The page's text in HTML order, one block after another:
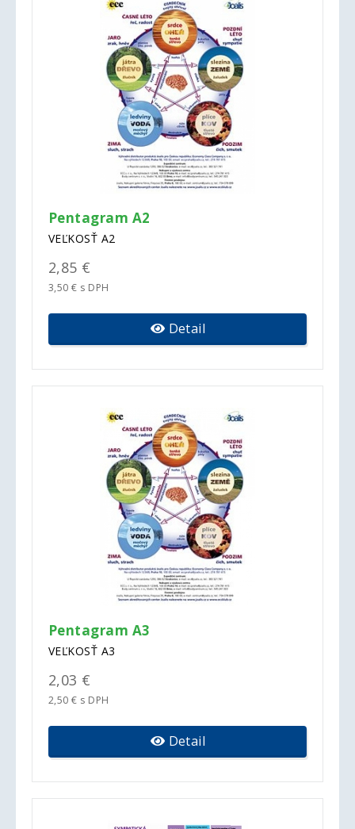
Pentagram A2
VEĽKOSŤ A2
2,85 €
3,50 € s DPH
Detail
Pentagram A3
VEĽKOSŤ A3
2,03 €
2,50 € s DPH
Detail